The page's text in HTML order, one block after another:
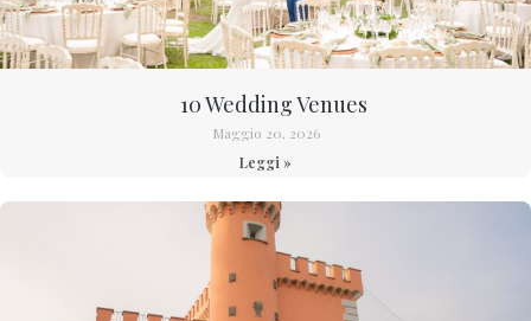
10 Wedding Venues
Maggio 20, 2026
Leggi »